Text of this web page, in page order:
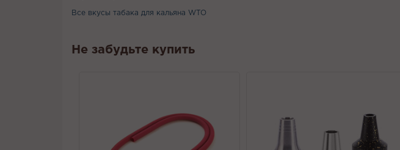
Все вкусы табака для кальяна WTO
Не забудьте купить